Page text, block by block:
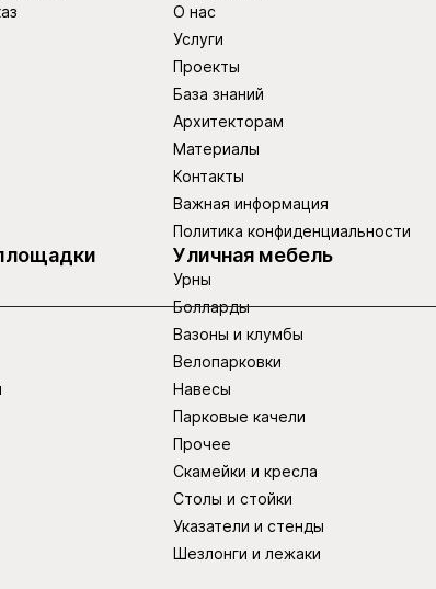
О нас
Услуги
Проекты
База знаний
Архитекторам
Материалы
Контакты
Важная информация
Политика конфиденциальности
Уличная мебель
Урны
Болларды
Вазоны и клумбы
Велопарковки
Навесы
Парковые качели
Прочее
Скамейки и кресла
Столы и стойки
Указатели и стенды
Шезлонги и лежаки